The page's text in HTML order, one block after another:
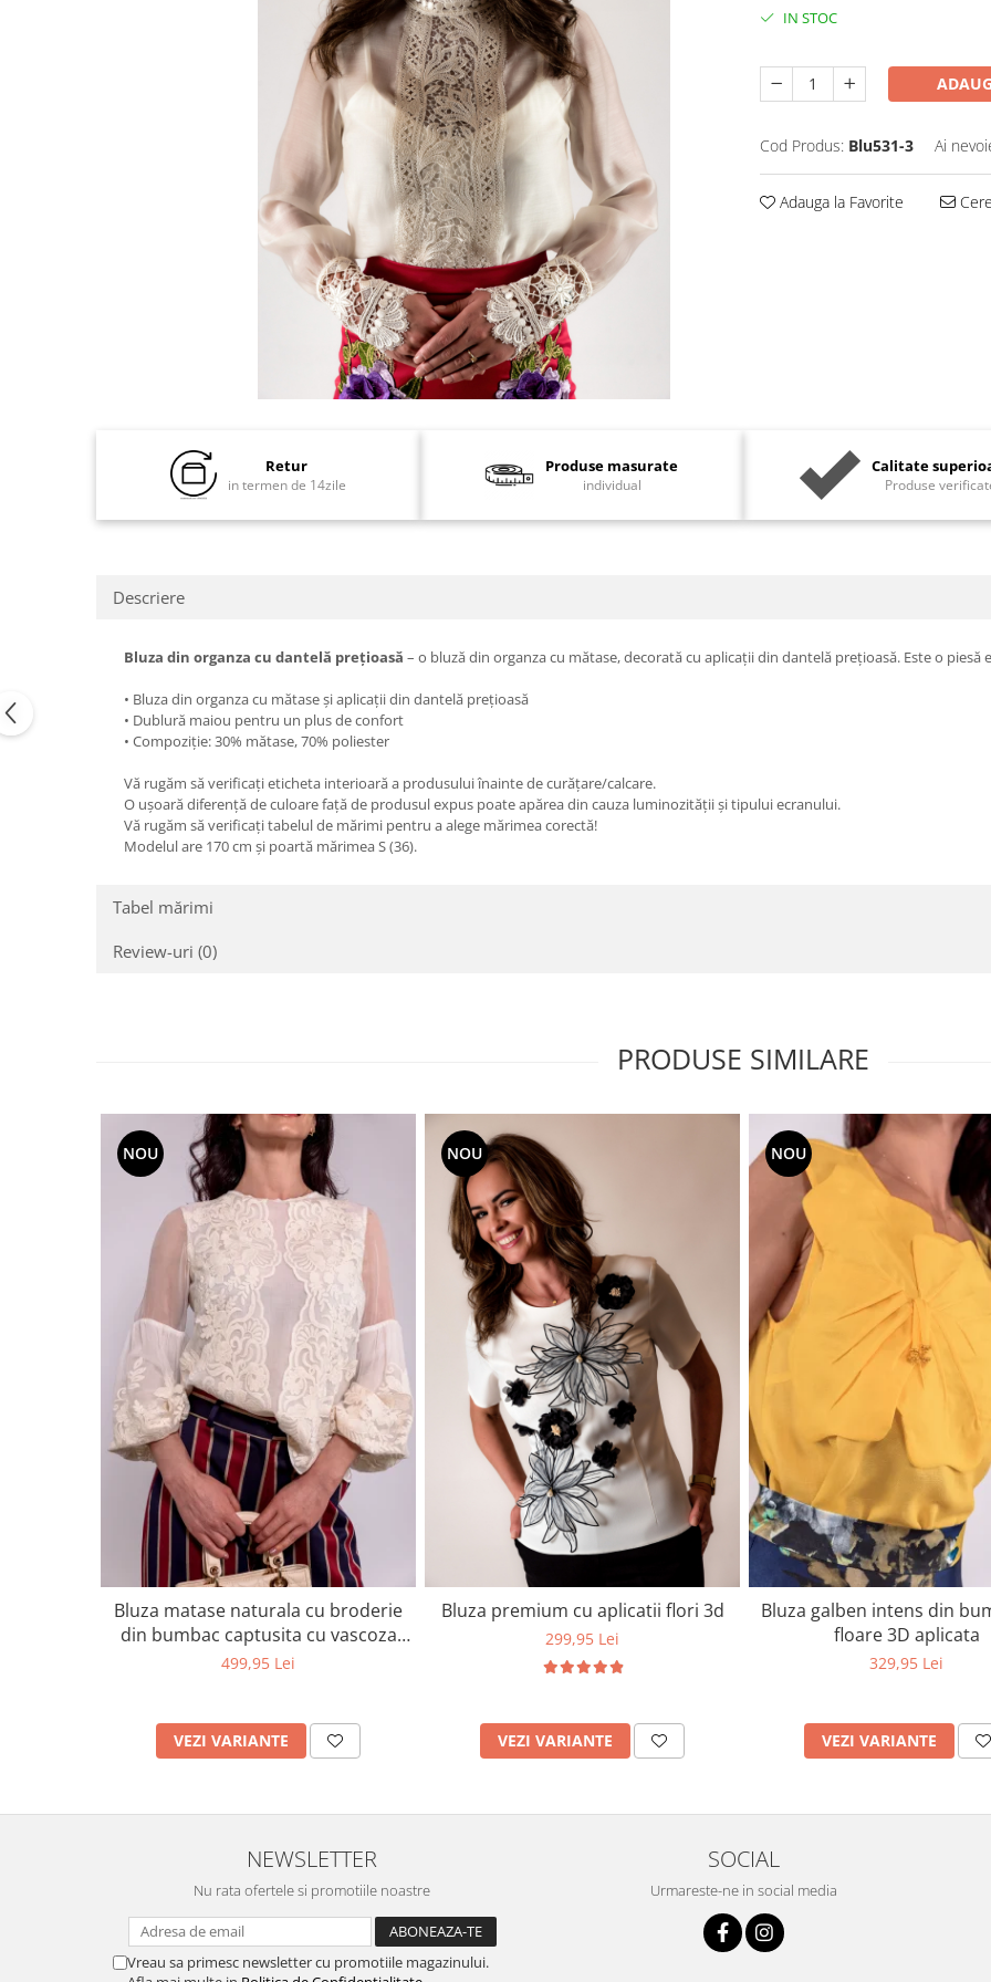
IN STOC
Cod Produs: Blu531-3 Ai
Adauga la Favorite
Retur
in termen de 14zile
Produse masurate
individual
Calitate
Produse
Descriere
Bluza din organza cu dantelă prețioasă – o bluză din organza cu mătase, decorată cu aplicații din dantelă prețioasă. Este o
• Bluza din organza cu mătase și aplicații din dantelă prețioasă
• Dublură maiou pentru un plus de confort
• Compoziție: 30% mătase, 70% poliester
Vă rugăm să verificați eticheta interioară a produsului înainte de curățare/calcare.
O ușoară diferență de culoare față de produsul expus poate apărea din cauza luminozității și tipului ecranului.
Vă rugăm să verificați tabelul de mărimi pentru a alege mărimea corectă!
Modelul are 170 cm și poartă mărimea S (36).
Tabel mărimi
Review-uri (0)
PRODUSE SIMILARE
NOU
Bluza matase naturala cu broderie
din bumbac captusita cu vascoza
100%
499,95 Lei
VEZI VARIANTE
NOU
Bluza premium cu aplicatii flori 3d
299,95 Lei
VEZI VARIANTE
NOU
Bluza galben intens din
floare 3D aplicata
329,95 Lei
VEZI VARIANTE
NEWSLETTER
Nu rata ofertele si promotiile noastre
Vreau sa primesc newsletter cu promotiile magazinului.
SOCIAL
Urmareste-ne in social media